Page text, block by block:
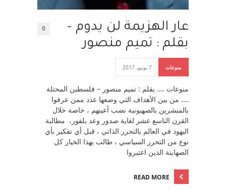
عار الهزيمة لن يدوم –
بقلم : تميم منصور
0
منوعات 7 يونيو، 2017
منوعات …. بقلم : تميم منصور – فلسطين المحتلة
…. من بين الأهداف التي وضعها عدد ممن عرفوا
بالمبشرين بالصهيونية نصب أعينهم ، خاصة خلال
القرن التاسع عشر لغاية صدور وعد بلفور، مطالبة
اليهود في العالم بالتحرر الذاتي ، قبل أي تفكير بأي
نوع من التحرر السياسي ، طالب بهذا الخيار كل
الصهاينة الذين اعتبروا
READ MORE